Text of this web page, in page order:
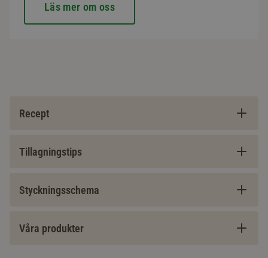
Läs mer om oss
Recept
Tillagningstips
Styckningsschema
Våra produkter